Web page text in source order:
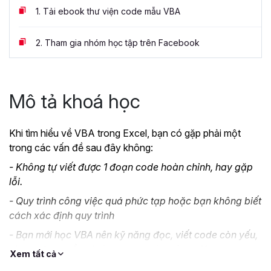
1. Tải ebook thư viện code mẫu VBA
2. Tham gia nhóm học tập trên Facebook
Mô tả khoá học
Khi tìm hiểu về VBA trong Excel, bạn có gặp phải một
trong các vấn đề sau đây không:
- Không tự viết được 1 đoạn code hoàn chỉnh, hay gặp
lỗi.
- Quy trình công việc quá phức tạp hoặc bạn không biết
cách xác định quy trình
- Bạn mới học VBA nên kỹ năng đọc, viết code còn yếu,
nhưng đang cần sử dụng ngay vào công việc.
Xem tất cả